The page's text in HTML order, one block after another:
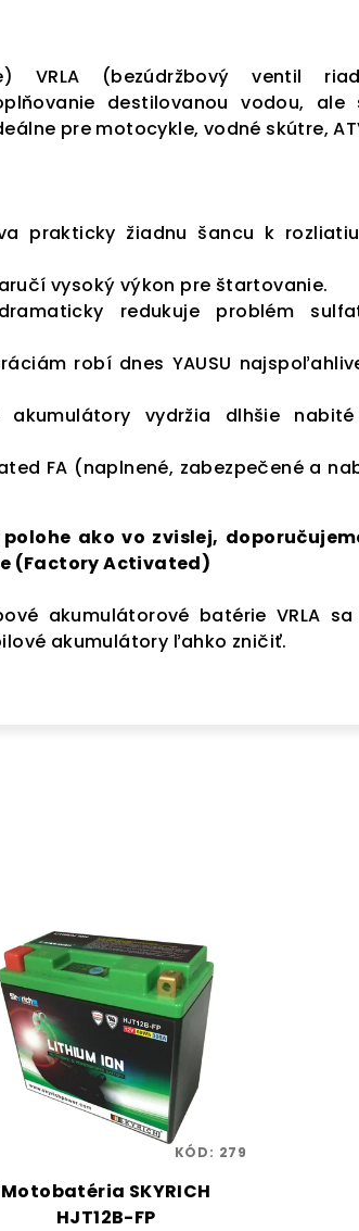
VRLA (bezúdržbový ventil
destilovanou vodou, ale
pre motocykle, vodné skútre,
prakticky žiadnu šancu k
vysoký výkon pre štartovanie.
redukuje problém
robí dnes YAUSU
akumulátory vydržia dlhšie
FA (naplnené, zabezpečené a
ako vo zvislej,
(Factory Activated)
akumulátorové batérie VRLA
akumulátory ľahko zničiť.
Motobatéria SKYRICH
HJT12B-FP
KÓD: 279